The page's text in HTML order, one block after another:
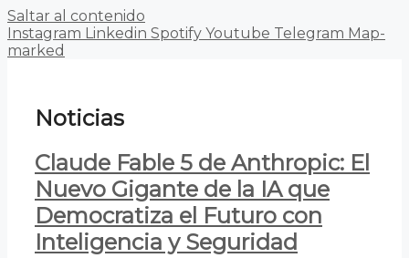
Saltar al contenido
Instagram Linkedin Spotify Youtube Telegram Map-
marked
Noticias
Claude Fable 5 de Anthropic: El
Nuevo Gigante de la IA que
Democratiza el Futuro con
Inteligencia y Seguridad